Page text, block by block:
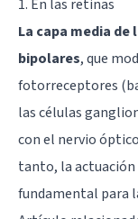
1. En las retinas
La capa media
bipolares, que
fotorreceptores
las células
con el nervio
tanto, la actuación
fundamental para